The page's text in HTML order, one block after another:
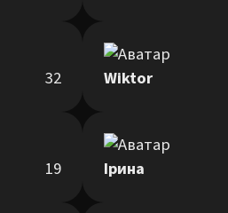
32 Wiktor
19 Ірина